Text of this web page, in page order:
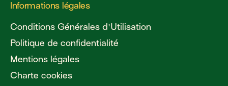
Informations légales
Conditions Générales d'Utilisation
Politique de confidentialité
Mentions légales
Charte cookies